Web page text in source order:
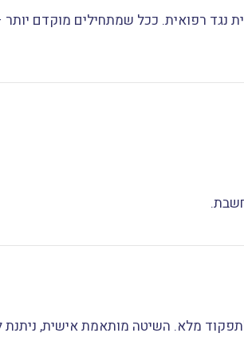
נגד רפואית. ככל שמתחילים מוקדם
מלא. השיטה מותאמת אישית, ניתנת